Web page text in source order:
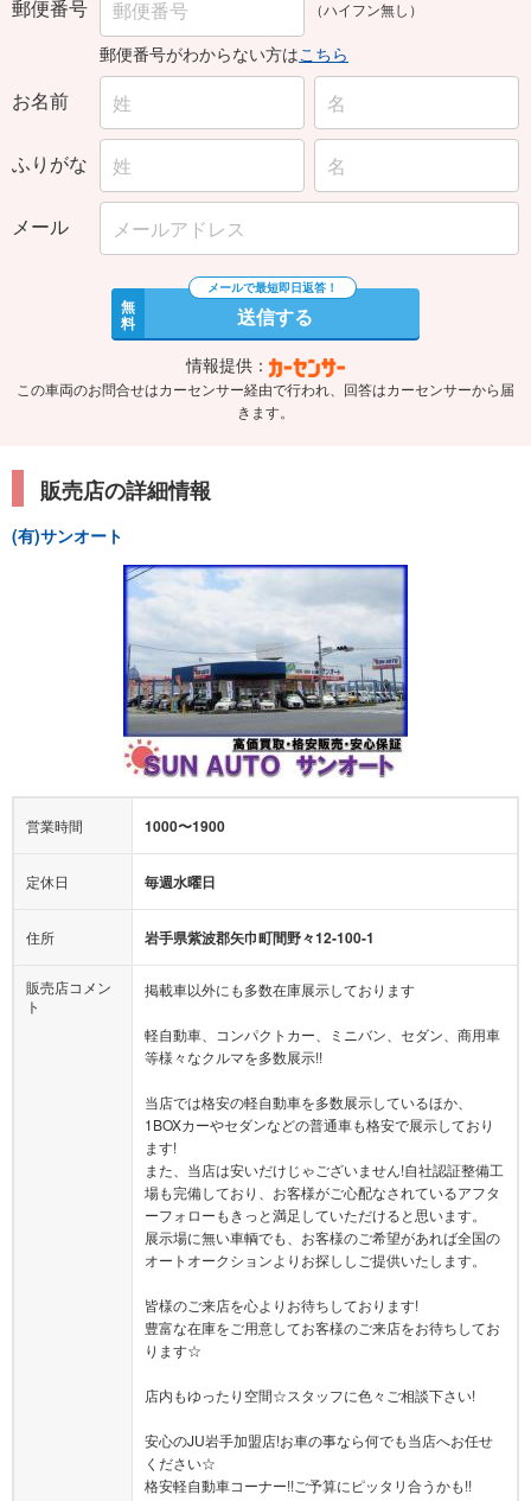
郵便番号 （ハイフン無し）
郵便番号がわからない方はこちら
お名前
ふりがな
メール
無
料 送信する
情報提供：
この車両のお問合せはカーセンサー経由で行われ、回答はカーセンサーから届
きます。
販売店の詳細情報
(有)サンオート
営業時間 1000〜1900
定休日 毎週水曜日
住所 岩手県紫波郡矢巾町間野々12-100-1
販売店コメン
ト
掲載車以外にも多数在庫展示しております
軽自動車、コンパクトカー、ミニバン、セダン、商用車
等様々なクルマを多数展示!!
当店では格安の軽自動車を多数展示しているほか、
1BOXカーやセダンなどの普通車も格安で展示しており
ます!
また、当店は安いだけじゃございません!自社認証整備工
場も完備しており、お客様がご心配なされているアフタ
ーフォローもきっと満足していただけると思います。
展示場に無い車輌でも、お客様のご希望があれば全国の
オートオークションよりお探ししご提供いたします。
皆様のご来店を心よりお待ちしております!
豊富な在庫をご用意してお客様のご来店をお待ちしてお
ります☆
店内もゆったり空間☆スタッフに色々ご相談下さい!
安心のJU岩手加盟店!お車の事なら何でも当店へお任せ
ください☆
格安軽自動車コーナー!!ご予算にピッタリ合うかも!!